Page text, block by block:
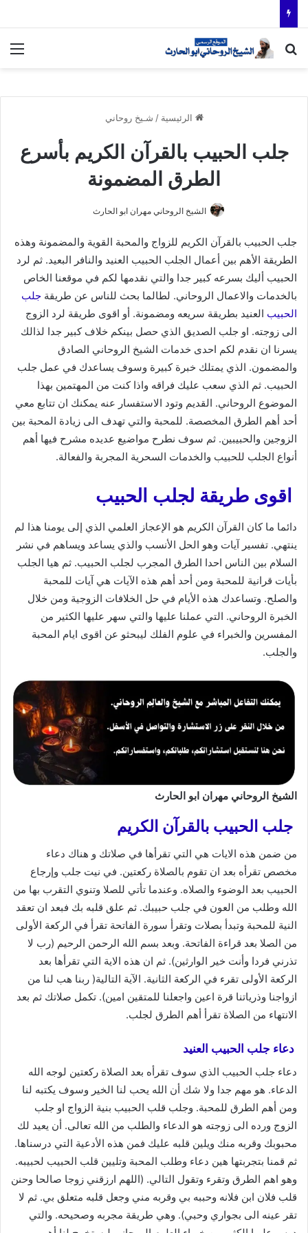
بحث عن
الرئيسية / شـيخ روحاني
جلب الحبيب بالقرآن الكريم بأسرع
الطرق المضمونة
الشيخ الروحاني مهران ابو الحارث
جلب الحبيب بالقرآن الكريم للزواج والمحبة القوية والمضمونة وهذه
الطريقة الأهم بين أعمال الجلب الحبيب العنيد والنافر البعيد. ثم لرد
الحبيب أليك بسرعه كبير جدا والتي نقدمها لكم في موقعنا الخاص
بالخدمات والاعمال الروحاني. لطالما بحث للناس عن طريقة جلب
الحبيب العنيد بطريقة سريعه ومضمونة. أو اقوى طريقة لرد الزوج
الى زوجته. او جلب الصديق الذي حصل بينكم خلاف كبير جدا لذالك
يسرنا ان نقدم لكم احدى خدمات الشيخ الروحاني الصادق
والمضمون. الذي يمتلك خبرة كبيرة وسوف يساعدك في عمل جلب
الحبيب. ثم الذي سعب عليك فراقه واذا كنت من المهتمين بهذا
الموضوع الروحاني. القديم وتود الاستفسار عنه يمكنك ان تتابع معي
أحد أهم الطرق المخصصة. للمحبة والتي تهدف الى زيادة المحبة بين
الزوجين والحبيبين. ثم سوف نطرح مواضيع عديده مشرح فيها أهم
أنواع الجلب للحبيب والخدمات السحرية المجربة والفعالة.
اقوى طريقة لجلب الحبيب
دائما ما كان القرآن الكريم هو الإعجاز العلمي الذي إلى يومنا هذا لم
ينتهي. تفسير آيات وهو الحل الأنسب والذي يساعد ويساهم في نشر
السلام بين الناس احدا الطرق المجرب لجلب الحبيب. ثم هيا الجلب
بأيات قرانية للمحبة ومن أحد أهم هذه الآيات هي آيات للمحبة
والصلح. وتساعدك هذه الأيام في حل الخلافات الزوجية ومن خلال
الخبرة الروحاني. التي عملنا عليها والتي سهر عليها الكثير من
المفسرين والخبراء في علوم الفلك ليبحثو عن اقوى ايام المحبة
والجلب.
الشيخ الروحاني مهران ابو الحارث
جلب الحبيب بالقرآن الكريم
من ضمن هذه الايات هي التي تقرأها في صلاتك و هناك دعاء
مخصص تقرأه بعد ان تقوم بالصلاة ركعتين. في نيت جلب وإرجاع
الحبيب بعد الوضوء والصلاه. وعندما تأتي للصلا وتنوي التقرب بها من
الله وطلب من العون في جلب حبيبك. ثم علق قلبه بك فبعد ان تعقد
النية للمحبة وتبدأ بصلات وتقرأ سورة الفاتحة تقرأ في الركعة الأولى
من الصلا بعد قراءة الفاتحة. وبعد بسم الله الرحمن الرحيم (رب لا
تذرني فردا وأنت خير الوارثين). ثم ان هذه الاية التي تقرأها بعد
الركعة الأولى تقرء في الركعة الثانية. الآية التالية( ربنا هب لنا من
ازواجنا وذرياتنا قرة اعين واجعلنا للمتقين امين). تكمل صلاتك ثم بعد
الانتهاء من الصلاة تقرأ أهم الطرق لجلب.
دعاء جلب الحبيب العنيد
دعاء جلب الحبيب الذي سوف تقرأه بعد الصلاة ركعتين لوجه الله
الدعاء. هو مهم جدا ولا شك أن الله يحب لنا الخير وسوف يكتبه لنا
ومن أهم الطرق للمحبة. وجلب قلب الحبيب بنية الزواج او جلب
الزوج ورده الى زوجته هو الدعاء والطلب من الله تعالى. أن يعيد لك
محبوبك وقربه منك ويلين قلبه عليك فمن هذه الأدعية التي درسناها.
ثم قمنا بتجربتها هين دعاء وطلب المحبة وتليين قلب الحبيب لحبيبه.
وهو اهم الطرق وتقرء وتقول التالي. (اللهم ارزقني زوجا صالحا وحنن
قلب فلان ابن فلانه وحببه بي وقربه مني وجعل قلبه متعلق بي. ثم لا
تقر عينه الى بجواري وحبي). وهي طريقة مجربه وصحيحه. والتي